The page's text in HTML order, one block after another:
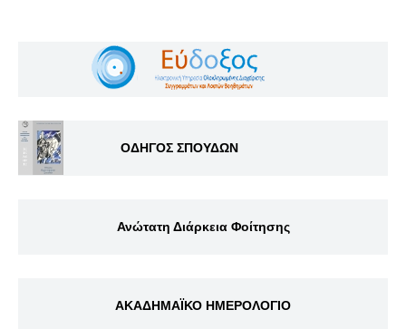
ΟΔΗΓΟΣ ΣΠΟΥΔΩΝ
Ανώτατη Διάρκεια Φοίτησης
ΑΚΑΔΗΜΑΪΚΟ ΗΜΕΡΟΛΟΓΙΟ